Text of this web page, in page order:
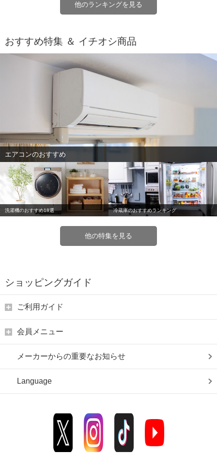
他のランキングを見る
おすすめ特集 ＆ イチオシ商品
エアコンのおすすめ
洗濯機のおすすめ18選 冷蔵庫のおすすめランキング
他の特集を見る
ショッピングガイド
ご利用ガイド
会員メニュー
メーカーからの重要なお知らせ
Language